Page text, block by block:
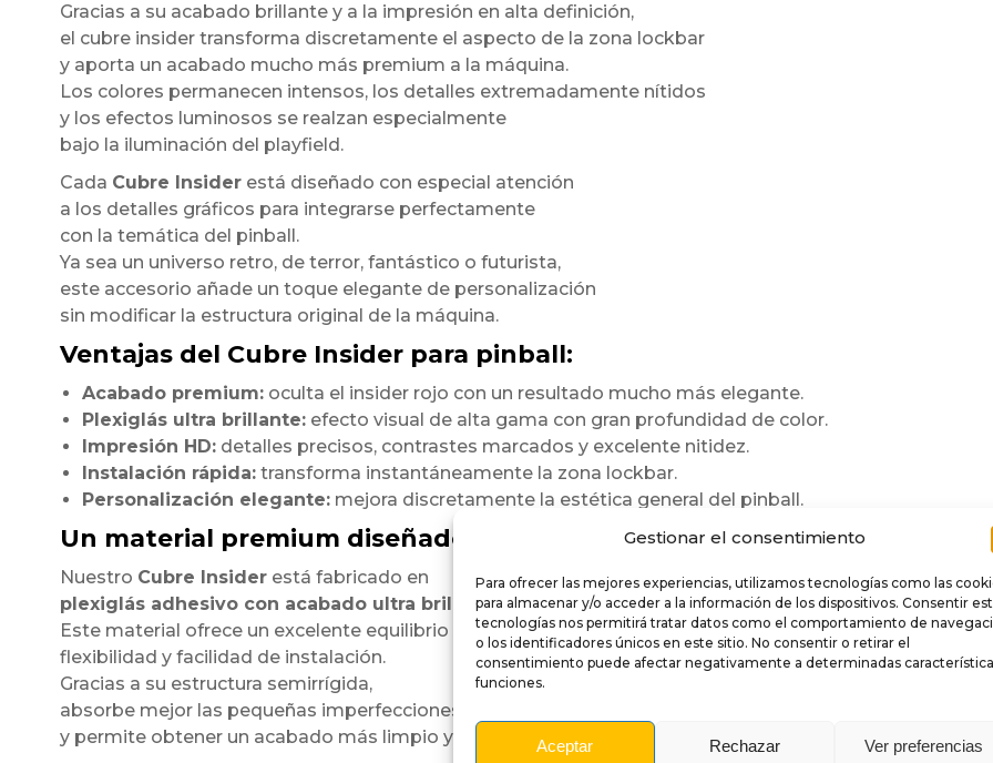
Gestionar el consentimiento
Para ofrecer las mejores experiencias, utilizamos tecnologías como las
para almacenar y/o acceder a la información de los dispositivos. Consentir
tecnologías nos permitirá tratar datos como el comportamiento de
o los identificadores únicos en este sitio. No consentir o retirar el
consentimiento puede afectar negativamente a determinadas
funciones.
Aceptar Rechazar Ver preferencias
Gracias a su acabado brillante y a la impresión en alta definición,
el cubre insider transforma discretamente el aspecto de la zona lockbar
y aporta un acabado mucho más premium a la máquina.
Los colores permanecen intensos, los detalles extremadamente nítidos
y los efectos luminosos se realzan especialmente
bajo la iluminación del playfield.
Cada Cubre Insiderestá diseñado con especial atención
a los detalles gráficos para integrarse perfectamente
con la temática del pinball.
Ya sea un universo retro, de terror, fantástico o futurista,
este accesorio añade un toque elegante de personalización
sin modificar la estructura original de la máquina.
Ventajas del Cubre Insider para pinball:
Acabado premium:oculta el insider rojo con un resultado mucho más elegante.
Plexiglás ultra brillante:efecto visual de alta gama con gran profundidad de color.
Impresión HD:detalles precisos, contrastes marcados y excelente nitidez.
Instalación rápida:transforma instantáneamente la zona lockbar.
Personalización elegante:mejora discretamente la estética general del pinball.
Un material premium diseñado para durar
Nuestro Cubre Insiderestá fabricado en
plexiglás adhesivo con acabado ultra brillante.
Este material ofrece un excelente equilibrio entre rigidez,
flexibilidad y facilidad de instalación.
Gracias a su estructura semirrígida,
absorbe mejor las pequeñas imperfecciones de la superficie
y permite obtener un acabado más limpio y uniforme.